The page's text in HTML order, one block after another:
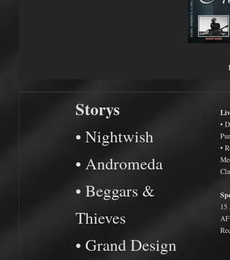
Storys
• Nightwish
• Andromeda
• Beggars &
Thieves
• Grand Design
•
•
15